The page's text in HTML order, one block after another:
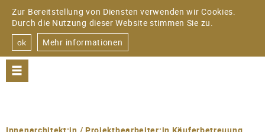
Zur Bereitstellung von Diensten verwenden wir Cookies.
Durch die Nutzung dieser Website stimmen Sie zu.
ok Mehr informationen
Innenarchitekt:in / Projektbearbeiter:in Käuferbetreuung